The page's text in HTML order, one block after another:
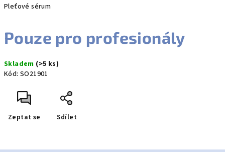
Pleťové sérum
Pouze pro profesionály
Skladem (>5 ks)
Kód: SO21901
Zeptat se Sdílet